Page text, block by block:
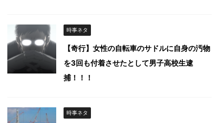
時事ネタ
【奇行】女性の自転車のサドルに自身の汚物
を3回も付着させたとして男子高校生逮
捕！！！
時事ネタ